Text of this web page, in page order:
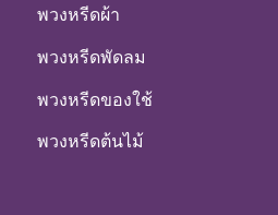
พวงหรีดผ้า
พวงหรีดพัดลม
พวงหรีดของใช้
พวงหรีดต้นไม้